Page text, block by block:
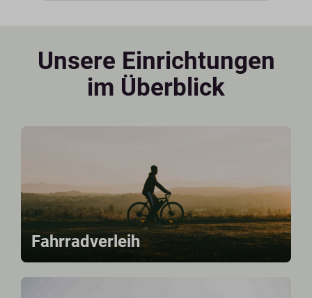
Unsere Einrichtungen
im Überblick
Fahrradverleih